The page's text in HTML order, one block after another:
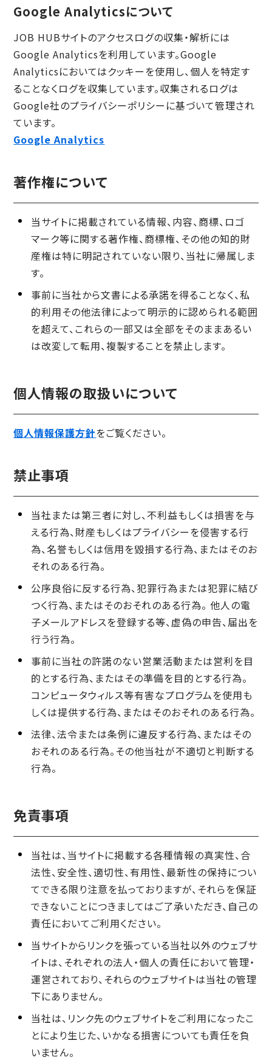
Google Analyticsについて
JOB HUBサイトのアクセスログの収集・解析には
Google Analyticsを利用しています。Google
Analyticsにおいてはクッキーを使用し、個人を特定す
ることなくログを収集しています。収集されるログは
Google社のプライバシーポリシーに基づいて管理され
ています。
Google Analytics
著作権について
当サイトに掲載されている情報、内容、商標、ロゴ
マーク等に関する著作権、商標権、その他の知的財
産権は特に明記されていない限り、当社に帰属しま
す。
事前に当社から文書による承諾を得ることなく、私
的利用その他法律によって明示的に認められる範囲
を超えて、これらの一部又は全部をそのままあるい
は改変して転用、複製することを禁止します。
個人情報の取扱いについて
個人情報保護方針をご覧ください。
禁止事項
当社または第三者に対し、不利益もしくは損害を与
える行為、財産もしくはプライバシーを侵害する行
為、名誉もしくは信用を毀損する行為、またはそのお
それのある行為。
公序良俗に反する行為、犯罪行為または犯罪に結び
つく行為、またはそのおそれのある行為。 他人の電
子メールアドレスを登録する等、虚偽の申告、届出を
行う行為。
事前に当社の許諾のない営業活動または営利を目
的とする行為、またはその準備を目的とする行為。
コンピュータウィルス等有害なプログラムを使用も
しくは提供する行為、またはそのおそれのある行為。
法律、法令または条例に違反する行為、またはその
おそれのある行為。その他当社が不適切と判断する
行為。
免責事項
当社は、当サイトに掲載する各種情報の真実性、合
法性、安全性、適切性、有用性、最新性の保持につい
てできる限り注意を払っておりますが、それらを保証
できないことにつきましてはご了承いただき、自己の
責任においてご利用ください。
当サイトからリンクを張っている当社以外のウェブサ
イトは、それぞれの法人・個人の責任において管理・
運営されており、それらのウェブサイトは当社の管理
下にありません。
当社は、リンク先のウェブサイトをご利用になったこ
とにより生じた、いかなる損害についても責任を負
いません。